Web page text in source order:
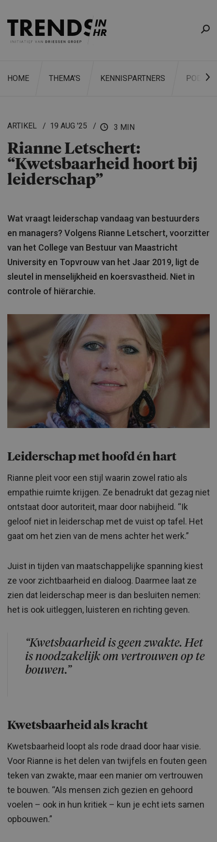
HOME THEMA’S KENNISPARTNERS
ARTIKEL 19 AUG '25 3 MIN
Rianne Letschert:
“Kwetsbaar­heid hoort bij
leiderschap”
Wat vraagt leiderschap vandaag van bestuurders
en managers? Volgens Rianne Letschert, voorzitter
van het College van Bestuur van Maastricht
University en Topvrouw van het Jaar 2019, ligt de
sleutel in menselijkheid en koersvastheid. Niet in
controle of hiërarchie.
Leiderschap met hoofd én hart
Rianne pleit voor een stijl waarin zowel ratio als
empathie ruimte krijgen. Ze benadrukt dat gezag niet
ontstaat door autoriteit, maar door nabijheid. “Ik
geloof niet in leiderschap met de vuist op tafel. Het
gaat om het zien van de mens achter het werk.”
Juist in tijden van maatschappelijke spanning kiest
ze voor zichtbaarheid en dialoog. Daarmee laat ze
zien dat leiderschap meer is dan besluiten nemen:
het is ook uitleggen, luisteren en richting geven.
“Kwetsbaarheid is geen zwakte. Het
is noodzakelijk om vertrouwen op te
bouwen.”
Kwetsbaarheid als kracht
Kwetsbaarheid loopt als rode draad door haar visie.
Voor Rianne is het delen van twijfels en fouten geen
teken van zwakte, maar een manier om vertrouwen
te bouwen. “Als mensen zich gezien en gehoord
voelen – ook in hun kritiek – kun je echt iets samen
opbouwen.”